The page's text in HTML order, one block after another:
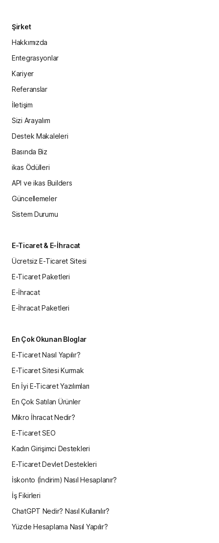
En Çok Okunan Bloglar
E-Ticaret Nasıl Yapılır?
E-Ticaret Sitesi Kurmak
En İyi E-Ticaret Yazılımları
En Çok Satılan Ürünler
Mikro İhracat Nedir?
E-Ticaret SEO
Kadın Girişimci Destekleri
E-Ticaret Devlet Destekleri
İskonto (İndirim) Nasıl Hesaplanır?
İş Fikirleri
ChatGPT Nedir? Nasıl Kullanılır?
Yüzde Hesaplama Nasıl Yapılır?
Şirket
Hakkımızda
Entegrasyonlar
Kariyer
Referanslar
İletişim
Sizi Arayalım
Destek Makaleleri
Basında Biz
ikas Ödülleri
API ve ikas Builders
Güncellemeler
Sistem Durumu
E-Ticaret & E-İhracat
Ücretsiz E-Ticaret Sitesi
E-Ticaret Paketleri
E-İhracat
E-İhracat Paketleri